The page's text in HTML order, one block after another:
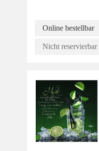
Online bestellbar
Nicht reservierbar